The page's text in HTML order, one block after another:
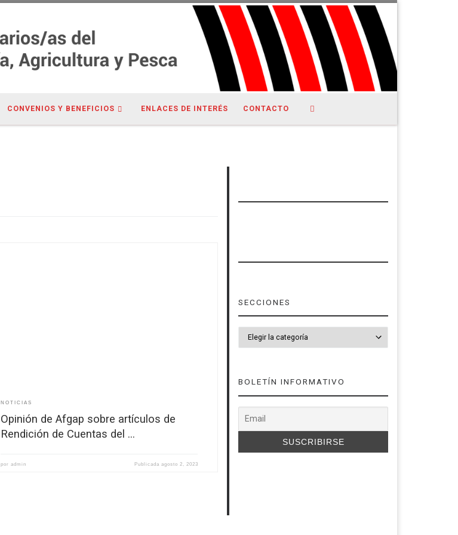
CONVENIOS Y BENEFICIOS ENLACES DE INTERÉS CONTACTO
NOTICIAS
Opinión de Afgap sobre artículos de
Rendición de Cuentas del …
por admin Publicada agosto 2, 2023
SECCIONES
BOLETÍN INFORMATIVO